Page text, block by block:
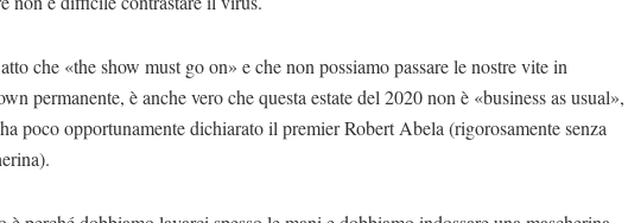
che «the show must go on» e che non possiamo passare le nostre vite in
permanente, è anche vero che questa estate del 2020 non è «business as usual»,
poco opportunamente dichiarato il premier Robert Abela (rigorosamente senza